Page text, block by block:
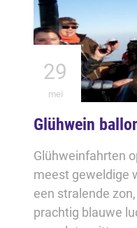
29
mei
Glühwein
Glühweinfahrten
meest geweldige
een stralende
prachtig blauwe